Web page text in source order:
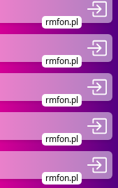
rmfon.pl
rmfon.pl
rmfon.pl
rmfon.pl
rmfon.pl